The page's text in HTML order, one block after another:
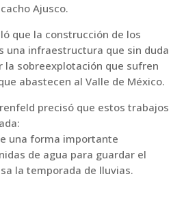
Ajusco.
que la construcción de los
una infraestructura que sin duda
la sobreexplotación que sufren
abastecen al Valle de México.
precisó que estos trabajos
una forma importante
de agua para guardar el
la temporada de lluvias.